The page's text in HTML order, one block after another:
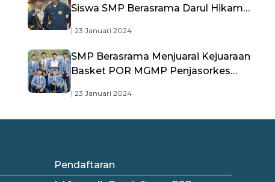
Siswa SMP Berasrama Darul Hikam
Kemdikbudristek
| 23 Januari 2024
SMP Berasrama Menjuarai Kejuaraan
Basket POR MGMP Penjasorkes
| 23 Januari 2024
Pendaftaran